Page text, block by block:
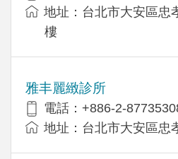
地址：台北市大安區忠
樓
雅丰麗緻診所
電話：+886-2-
地址：台北市大安區忠